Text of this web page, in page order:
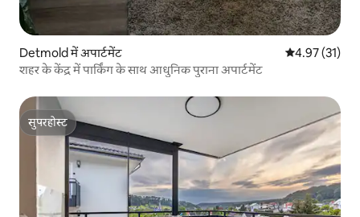
Detmold में अपार्टमेंट औसत रेटिंग 5 में
4.97 (31)
शहर के केंद्र में पार्किंग के साथ आधुनिक पुराना अपार्टमेंट
सुपरहोस्ट
सुपरहोस्ट